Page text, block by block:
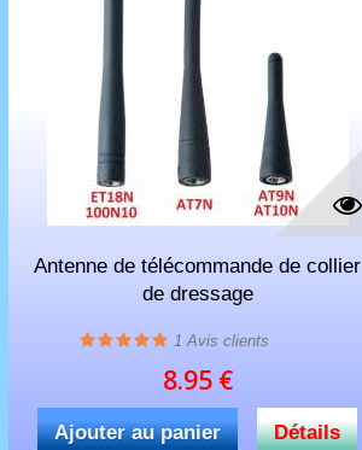
Antenne de télécommande de collier
de dressage
1 Avis clients
8.95 €
Ajouter au panier Détails